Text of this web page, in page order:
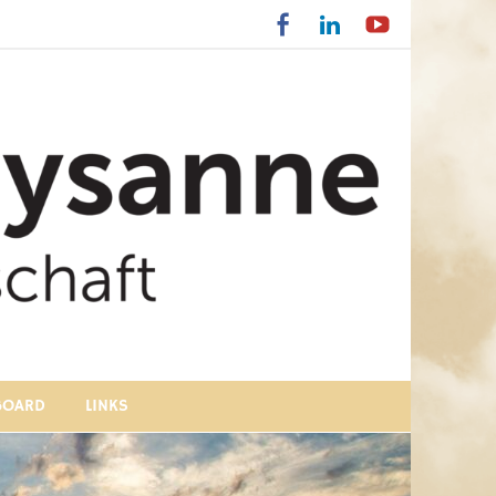
LINKS